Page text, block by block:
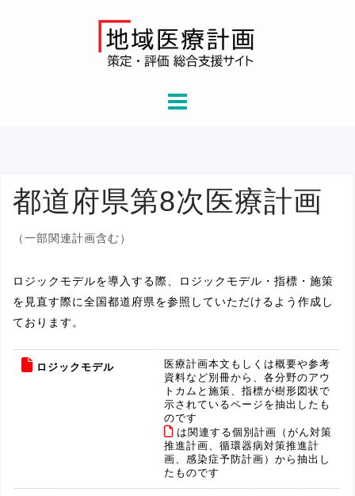
都道府県第8次医療計画
（一部関連計画含む）
ロジックモデルを導入する際、ロジックモデル・指標・施策
を見直す際に全国都道府県を参照していただけるよう作成し
ております。
ロジックモデル
医療計画本文もしくは概要や参考
資料など別冊から、各分野のアウ
トカムと施策、指標が樹形図状で
示されているページを抽出したも
のです
は関連する個別計画（がん対策
推進計画、循環器病対策推進計
画、感染症予防計画）から抽出し
たものです